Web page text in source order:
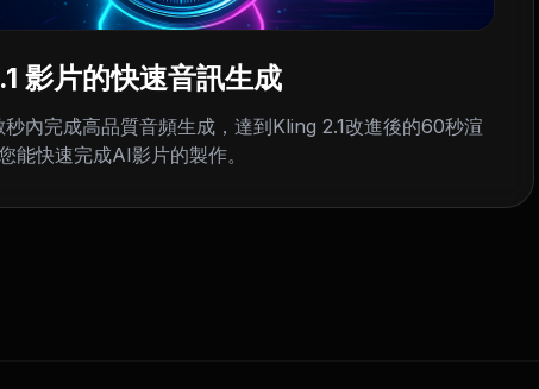
影片的快速音訊生成
內完成高品質音頻生成，達到Kling 2.1改進後的60秒渲
能快速完成AI影片的製作。